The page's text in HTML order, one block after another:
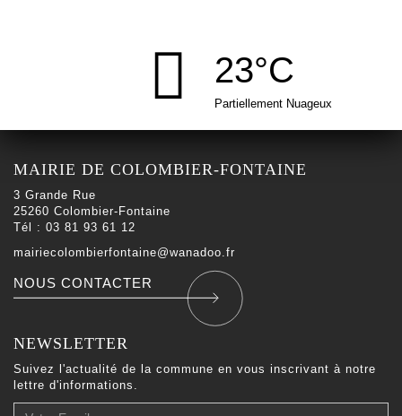
23°C
Partiellement Nuageux
MAIRIE DE COLOMBIER-FONTAINE
3 Grande Rue
25260 Colombier-Fontaine
Tél : 03 81 93 61 12
mairiecolombierfontaine@wanadoo.fr
NOUS CONTACTER
NEWSLETTER
Suivez l'actualité de la commune en vous inscrivant à notre
lettre d'informations.